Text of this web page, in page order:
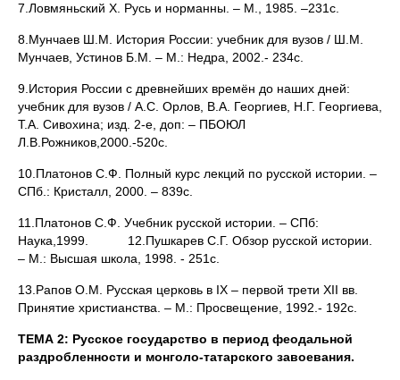
7.Ловмяньский Х. Русь и норманны. – М., 1985. –231с.
8.Мунчаев Ш.М. История России: учебник для вузов / Ш.М.
Мунчаев, Устинов Б.М. – М.: Недра, 2002.- 234с.
9.История России с древнейших времён до наших дней:
учебник для вузов / А.С. Орлов, В.А. Георгиев, Н.Г. Георгиева,
Т.А. Сивохина; изд. 2-е, доп: – ПБОЮЛ
Л.В.Рожников,2000.-520с.
10.Платонов С.Ф. Полный курс лекций по русской истории. –
СПб.: Кристалл, 2000. – 839с.
11.Платонов С.Ф. Учебник русской истории. – СПб:
Наука,1999. 12.Пушкарев С.Г. Обзор русской истории.
– М.: Высшая школа, 1998. - 251с.
13.Рапов О.М. Русская церковь в IX – первой трети XII вв.
Принятие христианства. – М.: Просвещение, 1992.- 192с.
ТЕМА 2: Русское государство в период феодальной
раздробленности и монголо-татарского завоевания.